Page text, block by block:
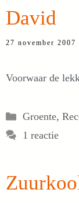
David
27 november 2007
Voorwaar de
Categorieën
Groente,
1 reactie